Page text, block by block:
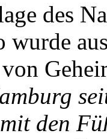
des
wurde
den